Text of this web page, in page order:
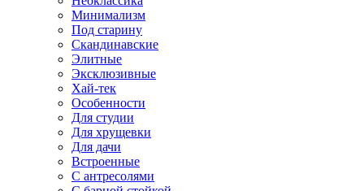
Минимализм
Под старину
Скандинавские
Элитные
Эксклюзивные
Хай-тек
Особенности
Для студии
Для хрущевки
Для дачи
Встроенные
С антресолями